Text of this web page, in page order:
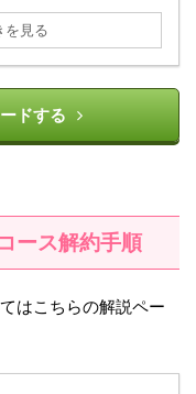
を見る
ドする
ース解約手順
はこちらの解説ペー